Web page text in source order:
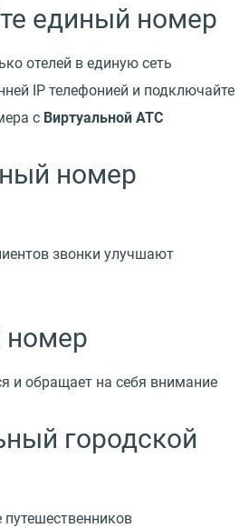
единый номер
отелей в единую сеть
IP телефонией и подключайте
с Виртуальной АТС
номер
звонки улучшают
номер
и обращает на себя внимание
городской